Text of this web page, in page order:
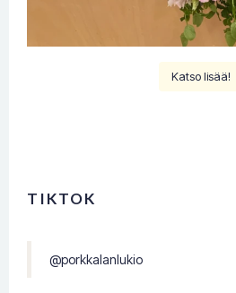
Katso lisää!
TIKTOK
@porkkalanlukio